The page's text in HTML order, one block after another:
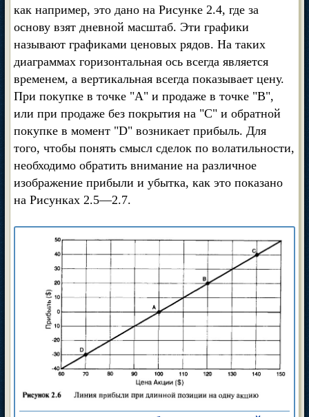
как например, это дано на Рисунке 2.4, где за
основу взят дневной масштаб. Эти графики
называют графиками ценовых рядов. На таких
диаграммах горизонтальная ось всегда является
временем, а вертикальная всегда показывает цену.
При покупке в точке "А" и продаже в точке "В",
или при продаже без покрытия на "С" и обратной
покупке в момент "D" возникает прибыль. Для
того, чтобы понять смысл сделок по волатильности,
необходимо обратить внимание на различное
изображение прибыли и убытка, как это показано
на Рисунках 2.5—2.7.